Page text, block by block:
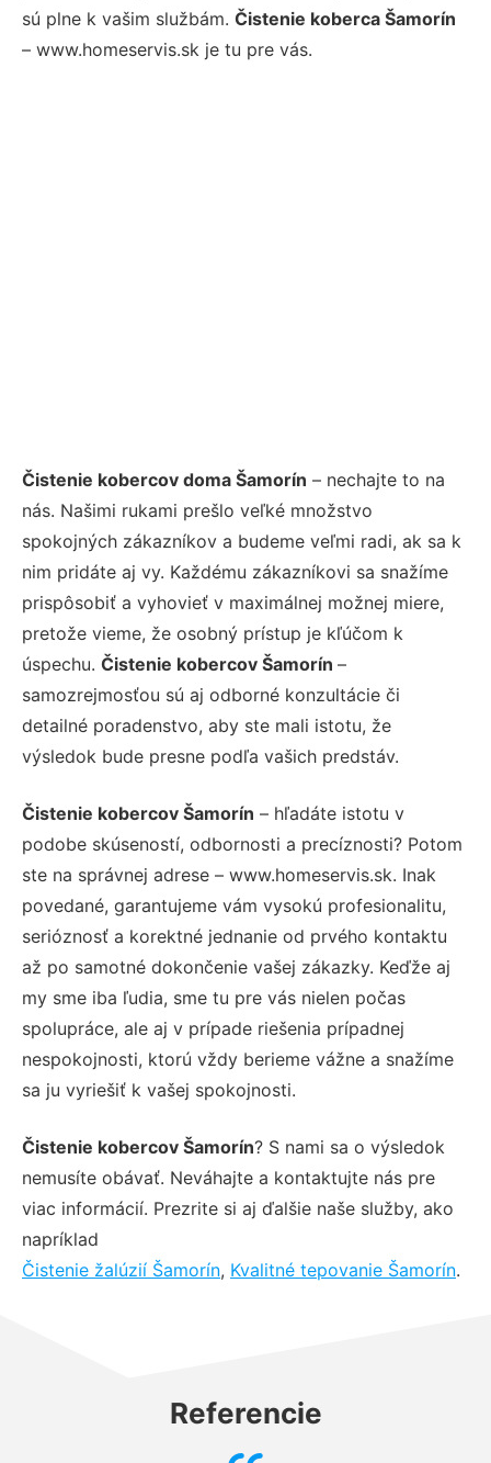
sú plne k vašim službám. Čistenie koberca Šamorín
– www.homeservis.sk je tu pre vás.
Čistenie kobercov doma Šamorín – nechajte to na
nás. Našimi rukami prešlo veľké množstvo
spokojných zákazníkov a budeme veľmi radi, ak sa k
nim pridáte aj vy. Každému zákazníkovi sa snažíme
prispôsobiť a vyhovieť v maximálnej možnej miere,
pretože vieme, že osobný prístup je kľúčom k
úspechu. Čistenie kobercov Šamorín –
samozrejmosťou sú aj odborné konzultácie či
detailné poradenstvo, aby ste mali istotu, že
výsledok bude presne podľa vašich predstáv.
Čistenie kobercov Šamorín – hľadáte istotu v
podobe skúseností, odbornosti a precíznosti? Potom
ste na správnej adrese – www.homeservis.sk. Inak
povedané, garantujeme vám vysokú profesionalitu,
serióznosť a korektné jednanie od prvého kontaktu
až po samotné dokončenie vašej zákazky. Keďže aj
my sme iba ľudia, sme tu pre vás nielen počas
spolupráce, ale aj v prípade riešenia prípadnej
nespokojnosti, ktorú vždy berieme vážne a snažíme
sa ju vyriešiť k vašej spokojnosti.
Čistenie kobercov Šamorín? S nami sa o výsledok
nemusíte obávať. Neváhajte a kontaktujte nás pre
viac informácií. Prezrite si aj ďalšie naše služby, ako
napríklad
Čistenie žalúzií Šamorín, Kvalitné tepovanie Šamorín.
Referencie